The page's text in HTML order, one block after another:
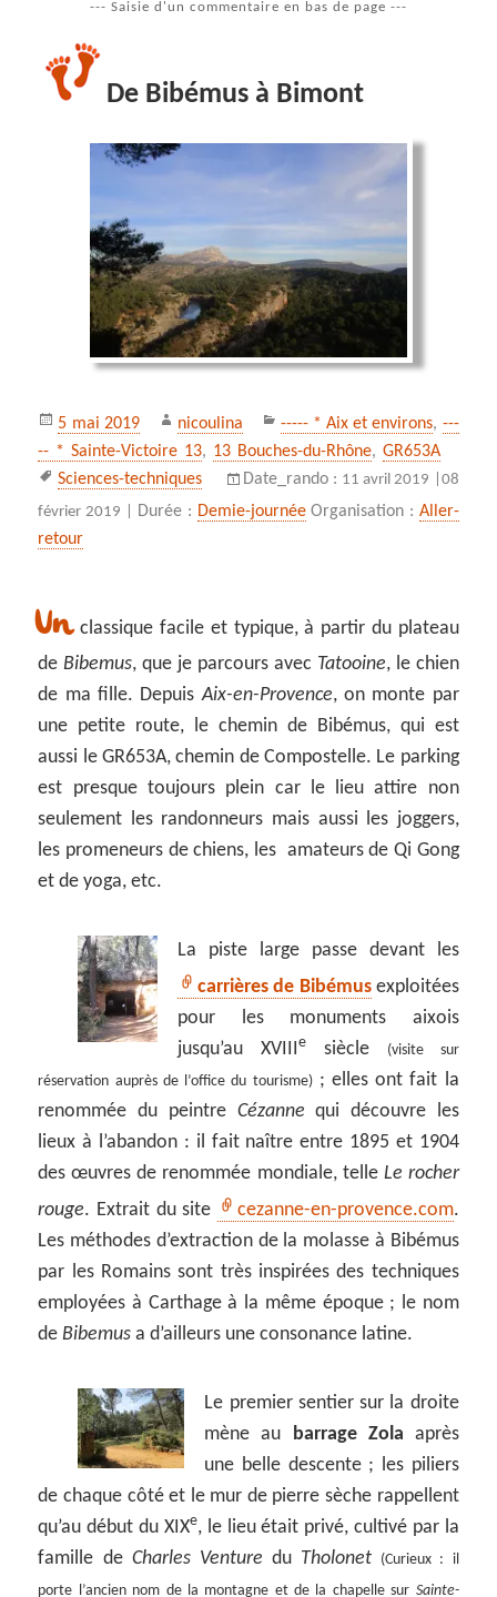
--- Saisie d'un commentaire en bas de page ---
De Bibémus à Bimont
Publié
le
5 mai 2019 Auteur
nicoulina Catégories
----- * Aix et environs, ---
-- * Sainte-Victoire 13, 13 Bouches-du-Rhône,GR653A
Mots-
clés
Sciences-techniques Date_rando : 11 avril 2019 | 08
février 2019 |
Durée : Demie-journéeOrganisation : Aller-
retour
Unclassique facile et typique, à partir du plateau
deBibemus, que je parcours avec Tatooine, le chien
de ma fille. DepuisAix-en-Provence, on monte par
une petite route, le chemin de Bibémus, qui est
aussi le GR653A, chemin de Compostelle. Le parking
est presque toujours plein car le lieu attire non
seulement les randonneurs mais aussi les joggers,
les promeneurs de chiens, les amateurs de Qi Gong
et de yoga, etc.
La piste large passe devant les
carrières de Bibémusexploitées
pour les monuments aixois
jusqu’au XVIIIe siècle
(visite sur
réservation auprès de l’office du tourisme); elles ont fait la
renommée du peintre Cézanne qui découvre les
lieux à l’abandon : il fait naître entre 1895 et 1904
des œuvres de renommée mondiale, telle Le rocher
rouge. Extrait du site cezanne-en-provence.com.
Les méthodes d’extraction de la molasse à Bibémus
par les Romains sont très inspirées des techniques
employées à Carthage à la même époque ; le nom
deBibemus a d’ailleurs une consonance latine.
Le premier sentier sur la droite
mène au barrage Zola après
une belle descente ; les piliers
de chaque côté et le mur de pierre sèche rappellent
qu’au début du XIXe, le lieu était privé, cultivé par la
famille de Charles Venture du Tholonet (Curieux : il
porte l’ancien nom de la montagne et de la chapelle sur Sainte-